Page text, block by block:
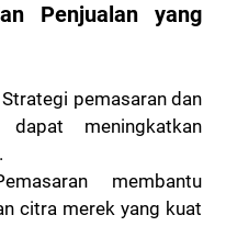
Penjualan yang
Strategi pemasaran dan
meningkatkan
membantu
citra merek yang kuat